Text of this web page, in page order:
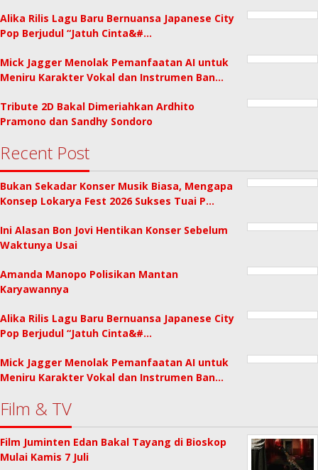
Alika Rilis Lagu Baru Bernuansa Japanese City
Pop Berjudul “Jatuh Cinta&#…
Mick Jagger Menolak Pemanfaatan AI untuk
Meniru Karakter Vokal dan Instrumen Ban…
Tribute 2D Bakal Dimeriahkan Ardhito
Pramono dan Sandhy Sondoro
Recent Post
Bukan Sekadar Konser Musik Biasa, Mengapa
Konsep Lokarya Fest 2026 Sukses Tuai P…
Ini Alasan Bon Jovi Hentikan Konser Sebelum
Waktunya Usai
Amanda Manopo Polisikan Mantan
Karyawannya
Alika Rilis Lagu Baru Bernuansa Japanese City
Pop Berjudul “Jatuh Cinta&#…
Mick Jagger Menolak Pemanfaatan AI untuk
Meniru Karakter Vokal dan Instrumen Ban…
Film & TV
Film Juminten Edan Bakal Tayang di Bioskop
Mulai Kamis 7 Juli